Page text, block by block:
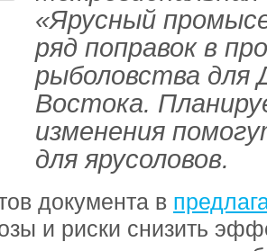
«Ярусный
ряд поправок в
рыболовства для
Востока.
изменения
для ярусоловов.
документа в
и риски снизить